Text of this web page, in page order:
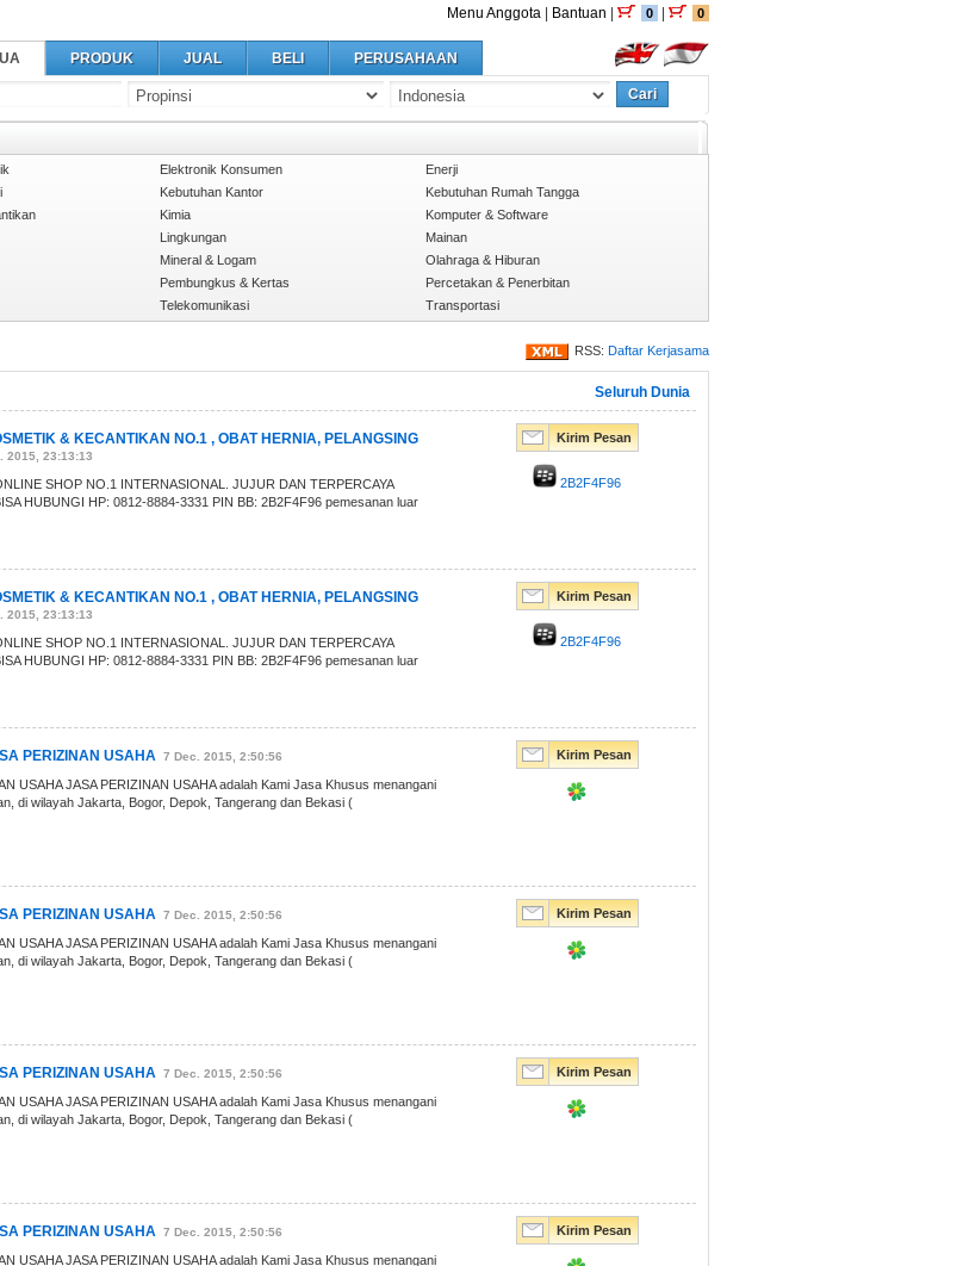
Menu Anggota Bantuan 0 0
PRODUK JUAL BELI PERUSAHAAN
Cari
Elektronik Konsumen
Enerji
Kebutuhan Kantor
Kebutuhan Rumah Tangga
Kimia
Komputer & Software
Lingkungan
Mainan
Mineral & Logam
Olahraga & Hiburan
Pembungkus & Kertas
Percetakan & Penerbitan
Telekomunikasi Transportasi
RSS: Daftar Kerjasama
Seluruh Dunia
Kirim Pesan
2B2F4F96
& KECANTIKAN NO.1 , OBAT HERNIA, PELANGSING
2015, 23:13:13
SHOP NO.1 INTERNASIONAL. JUJUR DAN TERPERCAYA
HUBUNGI HP: 0812-8884-3331 PIN BB: 2B2F4F96 pemesanan luar
Kirim Pesan
2B2F4F96
& KECANTIKAN NO.1 , OBAT HERNIA, PELANGSING
2015, 23:13:13
SHOP NO.1 INTERNASIONAL. JUJUR DAN TERPERCAYA
HUBUNGI HP: 0812-8884-3331 PIN BB: 2B2F4F96 pemesanan luar
Kirim Pesan
PERIZINAN USAHA 7 Dec. 2015, 2:50:56
USAHA JASA PERIZINAN USAHA adalah Kami Jasa Khusus menangani
di wilayah Jakarta, Bogor, Depok, Tangerang dan Bekasi (
Kirim Pesan
PERIZINAN USAHA 7 Dec. 2015, 2:50:56
USAHA JASA PERIZINAN USAHA adalah Kami Jasa Khusus menangani
di wilayah Jakarta, Bogor, Depok, Tangerang dan Bekasi (
Kirim Pesan
PERIZINAN USAHA 7 Dec. 2015, 2:50:56
USAHA JASA PERIZINAN USAHA adalah Kami Jasa Khusus menangani
di wilayah Jakarta, Bogor, Depok, Tangerang dan Bekasi (
Kirim Pesan
PERIZINAN USAHA 7 Dec. 2015, 2:50:56
USAHA JASA PERIZINAN USAHA adalah Kami Jasa Khusus menangani